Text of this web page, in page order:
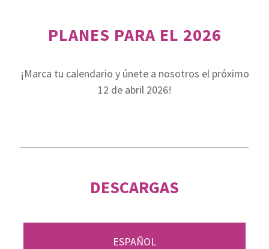
Proyectos especialesde celebración de actividades
Programa GREAT.
PLANES PARA EL 2026
¡Marca tu calendario y únete a nosotros el próximo
12 de abril 2026!
DESCARGAS
ESPAÑOL